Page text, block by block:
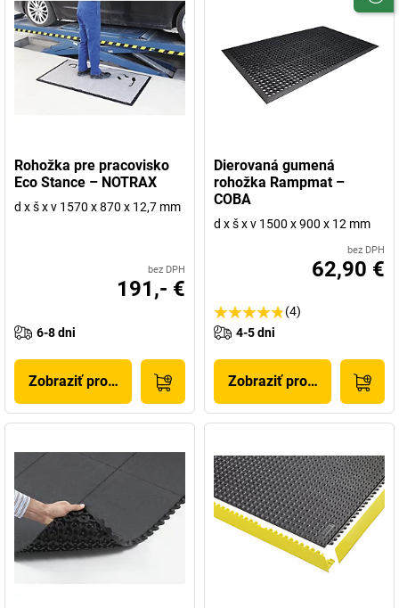
Rohožka pre pracovisko
Eco Stance – NOTRAX
d x š x v 1570 x 870 x 12,7 mm
bez DPH
191,- €
6-8 dni
Zobraziť produkt
Dierovaná gumená
rohožka Rampmat –
COBA
d x š x v 1500 x 900 x 12 mm
bez DPH
62,90 €
(4)
4-5 dni
Zobraziť produkt